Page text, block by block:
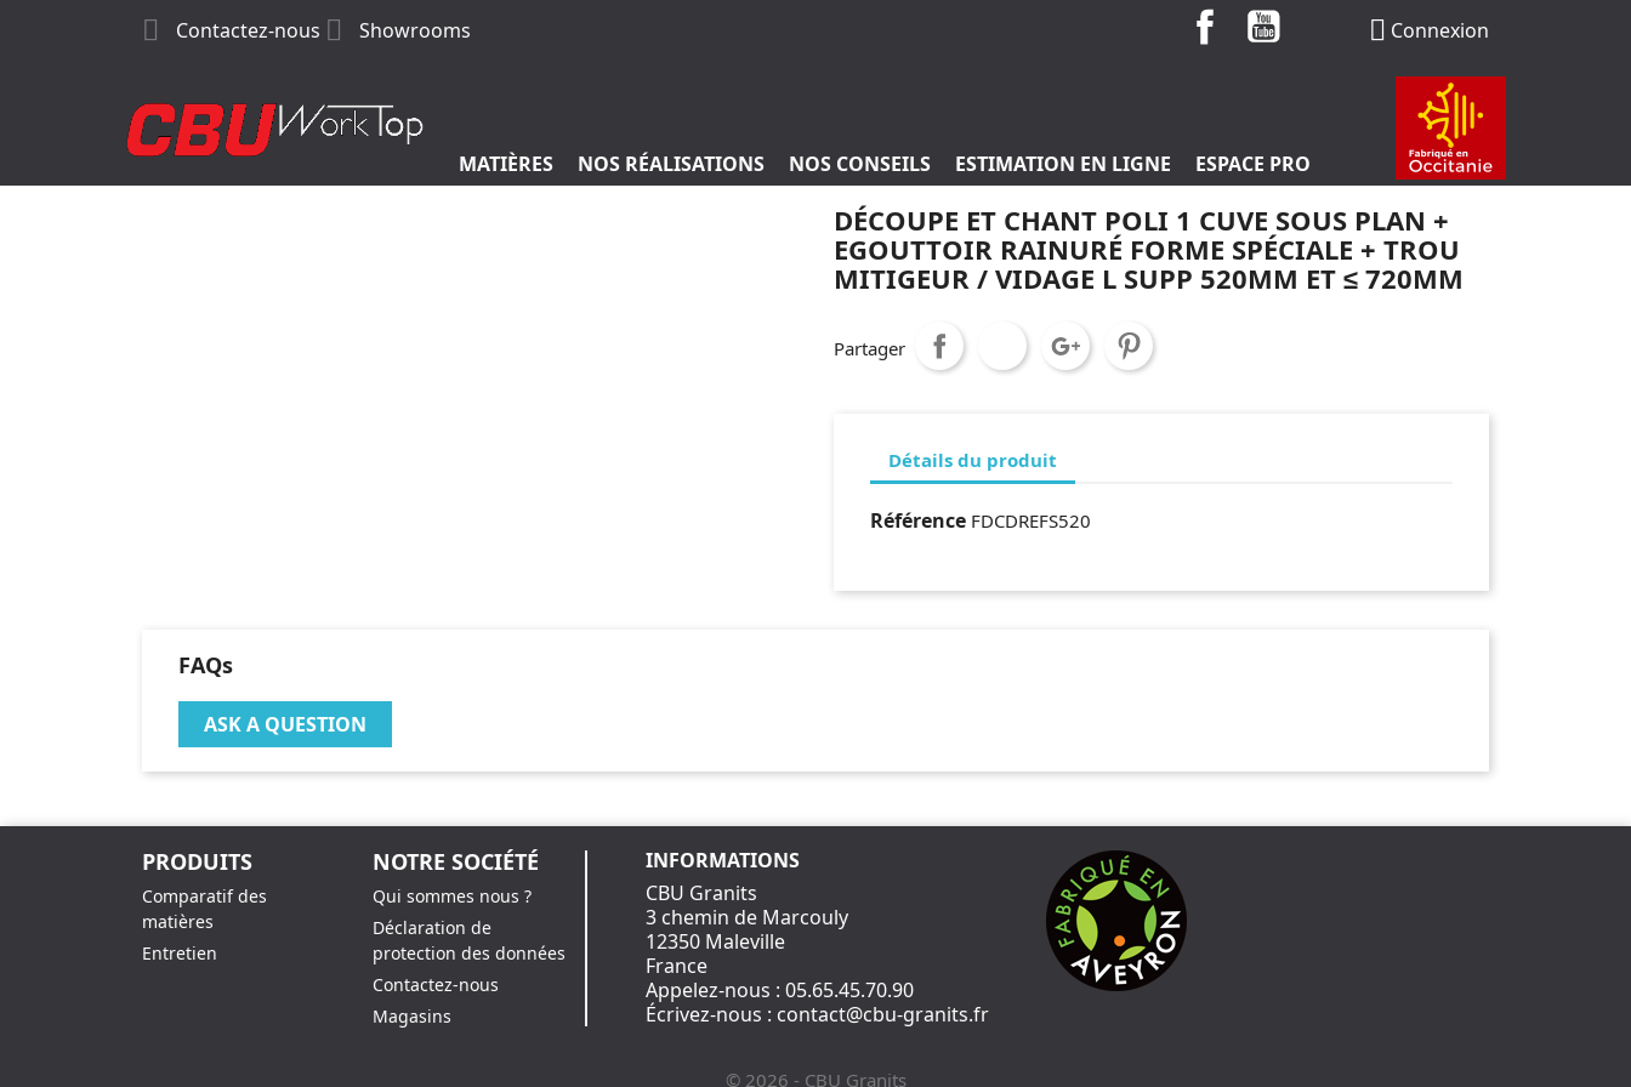
 Contactez-nous  Showrooms
Facebook  Connexion
MATIÈRES NOS RÉALISATIONS NOS CONSEILS ESTIMATION EN LIGNE ESPACE PRO
DÉCOUPE ET CHANT POLI 1 CUVE SOUS PLAN +
EGOUTTOIR RAINURÉ FORME SPÉCIALE + TROU
MITIGEUR / VIDAGE L SUPP 520MM ET ≤ 720MM
Partager
Détails du produit
Référence FDCDREFS520
FAQs
ASK A QUESTION
PRODUITS
Comparatif des
matières
Entretien
NOTRE SOCIÉTÉ
Qui sommes nous ?
Déclaration de
protection des données
Contactez-nous
Magasins
INFORMATIONS
CBU Granits
3 chemin de Marcouly
12350 Maleville
France
Appelez-nous : 05.65.45.70.90
Écrivez-nous : contact@cbu-granits.fr
© 2026 - CBU Granits